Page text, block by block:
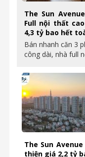
The Sun
Full nội thất
4,3 tỷ bao hết
Bán nhanh căn 3
công dài, nhà full
The Sun
thiện giá 2,2 tỷ